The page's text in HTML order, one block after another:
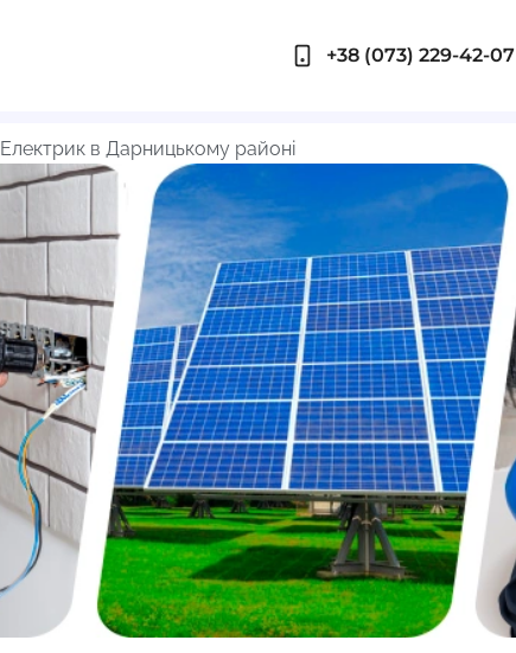
+38 (073) 229-42-07
Електрик в Дарницькому районі